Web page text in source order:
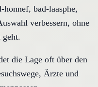
bad-laasphe,
verbessern, ohne
geht.
die Lage oft über den
Ärzte und